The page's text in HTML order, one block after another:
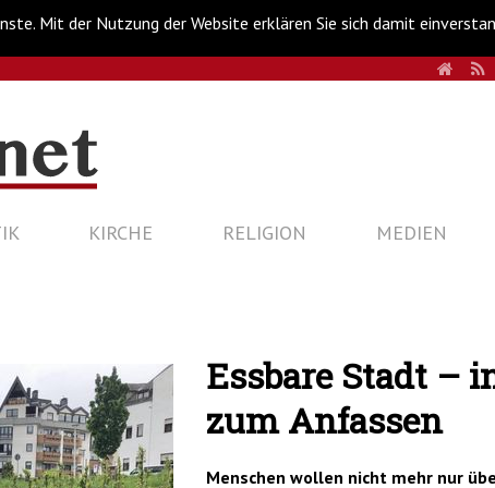
Mit der Nutzung der Website erklären Sie sich damit
HOME
KIRCHE RELIGION MEDIEN
Essbare Stadt –
zum Anfassen
Menschen wollen nicht mehr nur